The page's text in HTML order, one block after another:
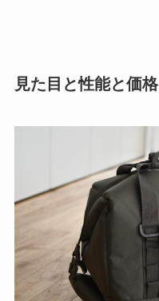
見た目と性能と価格